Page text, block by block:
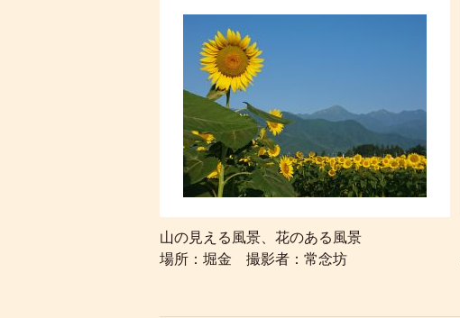
山の見える風景、花のある風景
場所：堀金 撮影者：常念坊